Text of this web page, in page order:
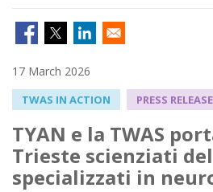
17 March 2026
TWAS IN ACTION PRESS
TYAN e la TWAS
Trieste scienziati
specializzati in